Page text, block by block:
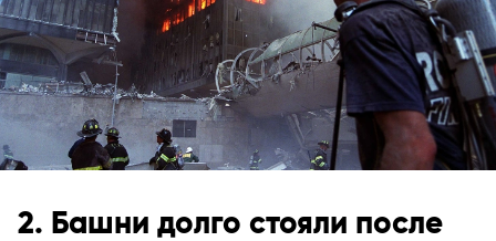
2. Башни долго стояли после